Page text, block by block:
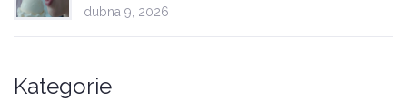
dubna 9, 2026
Kategorie